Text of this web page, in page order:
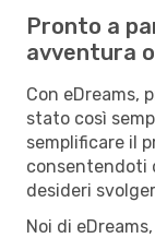
Pronto a
avventura
Con eDreams,
stato così
semplificare il
consentendoti
desideri
Noi di